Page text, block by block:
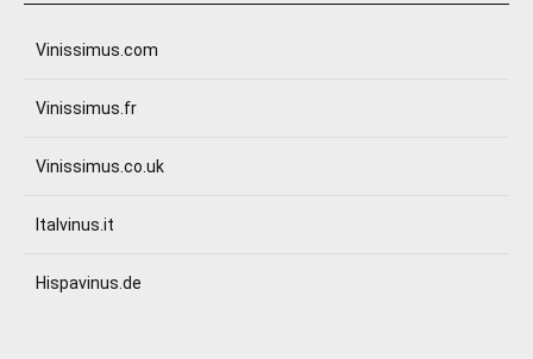
Vinissimus.com
Vinissimus.fr
Vinissimus.co.uk
Italvinus.it
Hispavinus.de